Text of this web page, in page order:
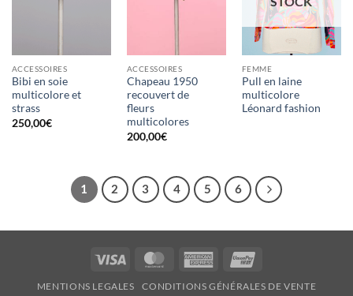
ACCESSOIRES
Bibi en soie
multicolore et
strass
250,00€
ACCESSOIRES
Chapeau 1950
recouvert de
fleurs
multicolores
200,00€
FEMME
Pull en laine
multicolore
Léonard fashion
1 2 3 4 5 6
Visa MasterCardAmerican
MENTIONS LEGALES CONDITIONS GÉNÉRALES DE VENTE